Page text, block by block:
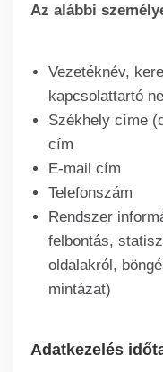
Az alábbi
Vezetéknév,
kapcsolattartó
Székhely címe
cím
E-mail cím
Telefonszám
Rendszer
felbontás,
oldalakról,
mintázat)
Adatkezelés